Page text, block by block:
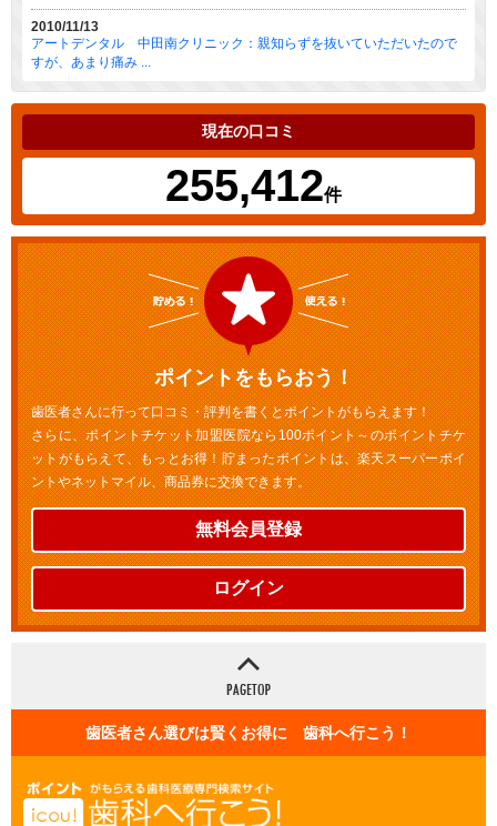
2010/11/13
アートデンタル 中田南クリニック：親知らずを抜いていただいたので
すが、あまり痛み ...
現在の口コミ
255,412件
ポイントをもらおう！
歯医者さんに行って口コミ・評判を書くとポイントがもらえます！
さらに、ポイントチケット加盟医院なら100ポイント～のポイントチケ
ットがもらえて、もっとお得！貯まったポイントは、楽天スーパーポイ
ントやネットマイル、商品券に交換できます。
無料会員登録
ログイン
歯医者さん選びは賢くお得に 歯科へ行こう！